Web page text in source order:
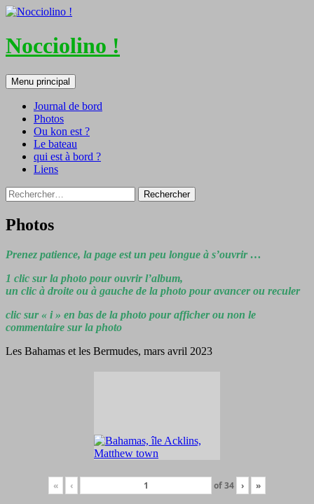
Nocciolino !
Recherche
Menu principal
Aller
au
contenu
Journal de bord
Photos
Ou kon est ?
Le bateau
qui est à bord ?
Liens
Rechercher :
Photos
Prenez patience, la page est un peu longue à s’ouvrir …
1 clic sur la photo pour ouvrir l’album,
un clic à droite ou à gauche de la photo pour avancer ou reculer
clic sur « i » en bas de la photo pour afficher ou non le
commentaire sur la photo
Les Bahamas et les Bermudes, mars avril 2023
« ‹ of34 › »